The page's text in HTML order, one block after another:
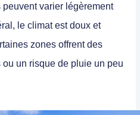
varier légèrement
le climat est doux et
zones offrent des
un risque de pluie un peu